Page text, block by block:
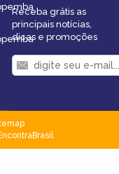
Receba grátis as
principais notícias,
dicas e promoções